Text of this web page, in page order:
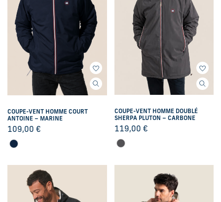
COUPE-VENT HOMME COURT
ANTOINE – MARINE
109,00 €
COUPE-VENT HOMME DOUBLÉ
SHERPA PLUTON – CARBONE
119,00 €